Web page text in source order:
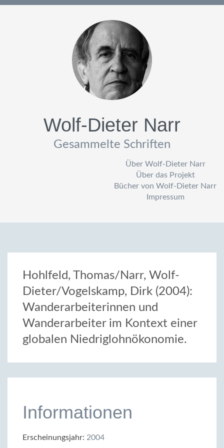
Wolf-Dieter Narr
Gesammelte Schriften
Über Wolf-Dieter Narr
Über das Projekt
Bücher von Wolf-Dieter Narr
Impressum
Hohlfeld, Thomas/Narr, Wolf-
Dieter/Vogelskamp, Dirk (2004):
Wanderarbeiterinnen und
Wanderarbeiter im Kontext einer
globalen Niedriglohnökonomie.
Informationen
Erscheinungsjahr: 2004